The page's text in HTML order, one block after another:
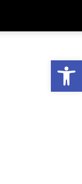
פתח סרגל נגישות